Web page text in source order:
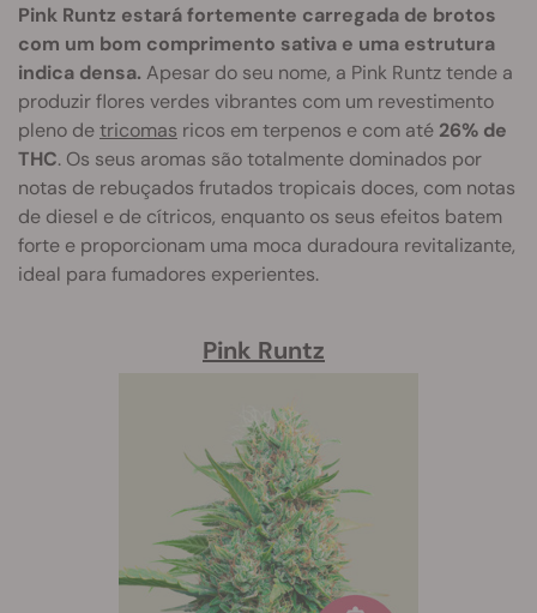
Pink Runtz estará fortemente carregada de brotos
com um bom comprimento sativa e uma estrutura
indica densa. Apesar do seu nome, a Pink Runtz tende a
produzir flores verdes vibrantes com um revestimento
pleno detricomas ricos em terpenos e com até 26% de
THC. Os seus aromas são totalmente dominados por
notas de rebuçados frutados tropicais doces, com notas
de diesel e de cítricos, enquanto os seus efeitos batem
forte e proporcionam uma moca duradoura revitalizante,
ideal para fumadores experientes.
Pink Runtz